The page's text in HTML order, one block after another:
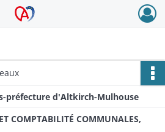
Alsace - Colmar
préfecture d'Altkirch-Mulhouse
COMPTABILITÉ COMMUNALES,